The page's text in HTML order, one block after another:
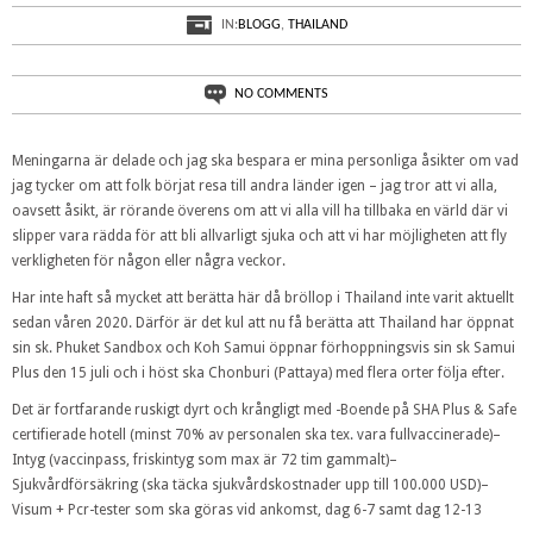
IN:BLOGG, THAILAND
NO COMMENTS
Meningarna är delade och jag ska bespara er mina personliga åsikter om vad
jag tycker om att folk börjat resa till andra länder igen – jag tror att vi alla,
oavsett åsikt, är rörande överens om att vi alla vill ha tillbaka en värld där vi
slipper vara rädda för att bli allvarligt sjuka och att vi har möjligheten att fly
verkligheten för någon eller några veckor.
Har inte haft så mycket att berätta här då bröllop i Thailand inte varit aktuellt
sedan våren 2020. Därför är det kul att nu få berätta att Thailand har öppnat
sin sk. Phuket Sandbox och Koh Samui öppnar förhoppningsvis sin sk Samui
Plus den 15 juli och i höst ska Chonburi (Pattaya) med flera orter följa efter.
Det är fortfarande ruskigt dyrt och krångligt med -Boende på SHA Plus & Safe
certifierade hotell (minst 70% av personalen ska tex. vara fullvaccinerade)–
Intyg (vaccinpass, friskintyg som max är 72 tim gammalt)–
Sjukvårdförsäkring (ska täcka sjukvårdskostnader upp till 100.000 USD)–
Visum + Pcr-tester som ska göras vid ankomst, dag 6-7 samt dag 12-13